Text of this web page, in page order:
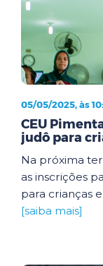
05/05/2025, às
CEU
judô para
Na próxima
as inscrições
para crianças
[saiba mais]